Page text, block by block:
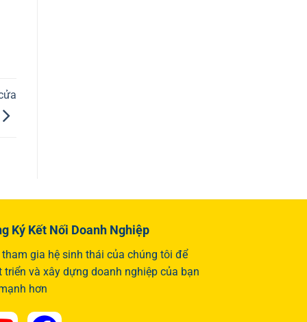
Ký Kết Nối Doanh Nghiệp
tham gia hệ sinh thái của chúng tôi để
triển và xây dựng doanh nghiệp của bạn
hơn